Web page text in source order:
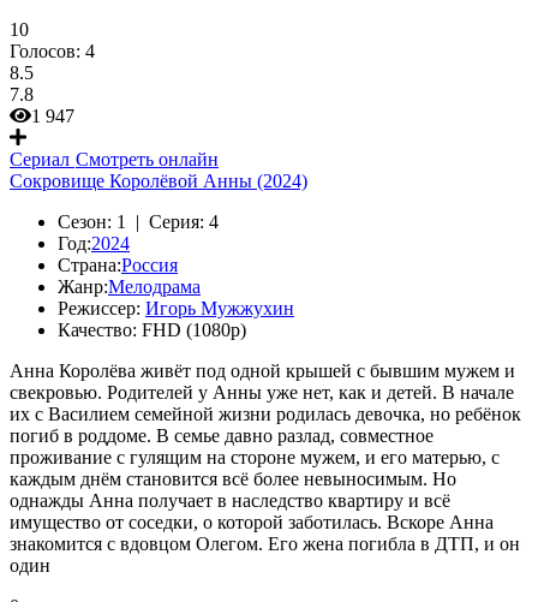
10
Голосов: 4
8.5
7.8
1 947
Сериал Смотреть онлайн
Сокровище Королёвой Анны (2024)
Сезон: 1 | Серия: 4
Год:2024
Страна:Россия
Жанр:Мелодрама
Режиссер: Игорь Мужжухин
Качество: FHD (1080p)
Анна Королёва живёт под одной крышей с бывшим мужем и
свекровью. Родителей у Анны уже нет, как и детей. В начале
их с Василием семейной жизни родилась девочка, но ребёнок
погиб в роддоме. В семье давно разлад, совместное
проживание с гулящим на стороне мужем, и его матерью, с
каждым днём становится всё более невыносимым. Но
однажды Анна получает в наследство квартиру и всё
имущество от соседки, о которой заботилась. Вскоре Анна
знакомится с вдовцом Олегом. Его жена погибла в ДТП, и он
один